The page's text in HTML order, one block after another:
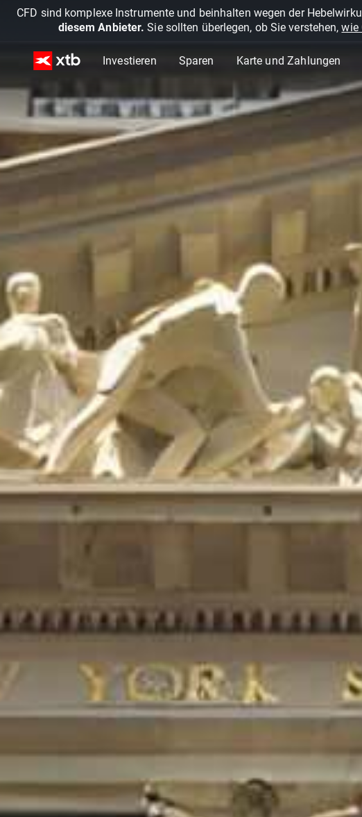
CFD sind komplexe Instrumente und beinhalten wegen der
diesem Anbieter. Sie sollten überlegen, ob Sie verstehen,wie
Investieren Sparen Karte und Zahlungen